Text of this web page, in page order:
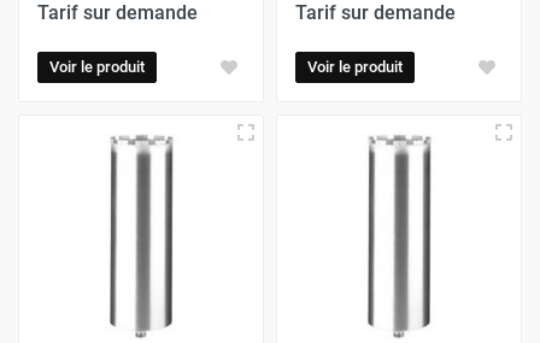
Tarif sur demande
Voir le produit
Tarif sur demande
Voir le produit